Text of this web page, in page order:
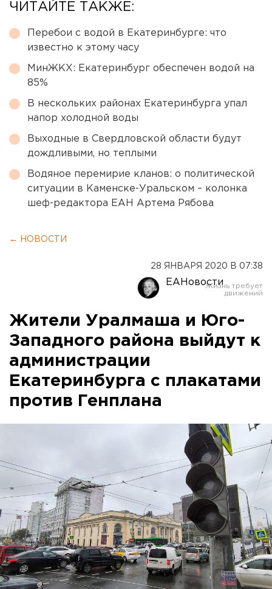
ЧИТАЙТЕ ТАКЖЕ:
Перебои с водой в Екатеринбурге: что
известно к этому часу
МинЖКХ: Екатеринбург обеспечен водой на
85%
В нескольких районах Екатеринбурга упал
напор холодной воды
Выходные в Свердловской области будут
дождливыми, но теплыми
Водяное перемирие кланов: о политической
ситуации в Каменске-Уральском – колонка
шеф-редактора ЕАН Артема Рябова
← НОВОСТИ
28 ЯНВАРЯ 2020 В 07:38
ЕАНовости
Жители Уралмаша и Юго-
Западного района выйдут к
администрации
Екатеринбурга с плакатами
против Генплана